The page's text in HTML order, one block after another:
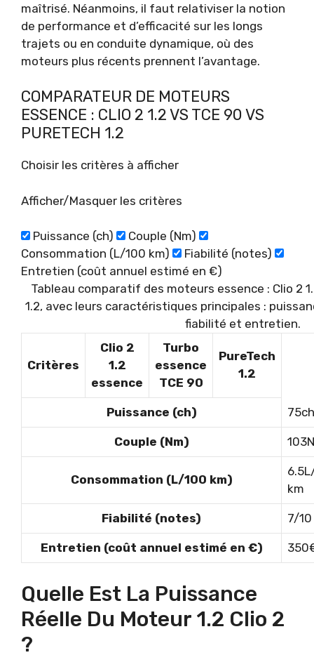
maîtrisé. Néanmoins, il faut relativiser la notion
de performance et d’efficacité sur les longs
trajets ou en conduite dynamique, où des
moteurs plus récents prennent l’avantage.
COMPARATEUR DE MOTEURS
ESSENCE : CLIO 2 1.2 VS TCE 90 VS
PURETECH 1.2
Choisir les critères à afficher
Afficher/Masquer les critères
Puissance (ch)
Couple (Nm)
Consommation (L/100 km)
Fiabilité (notes)
Entretien (coût annuel estimé en €)
Tableau comparatif des moteurs essence : Clio 2
1.2, avec leurs caractéristiques principales :
fiabilité et entretien.
Critères
Clio 2
1.2
essence
Turbo
essence
TCE 90
PureTech
1.2
Puissance (ch) 75ch
Couple (Nm)
Consommation (L/100 km)
km
Fiabilité (notes) 7/10
Entretien (coût annuel estimé en €)
Quelle Est La Puissance
Réelle Du Moteur 1.2 Clio 2
?